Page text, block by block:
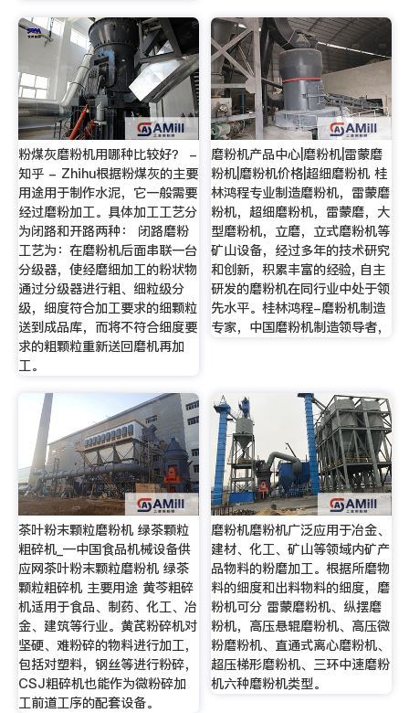
粉煤灰磨粉机用哪种比较好？ -
知乎 - Zhihu根据粉煤灰的主要
用途用于制作水泥，它一般需要
经过磨粉加工。具体加工工艺分
为闭路和开路两种： 闭路磨粉
工艺为：在磨粉机后面串联一台
分级器，使经磨细加工的粉状物
通过分级器进行粗、细粒级分
级，细度符合加工要求的细颗粒
送到成品库，而将不符合细度要
求的粗颗粒重新送回磨机再加
工。
磨粉机产品中心|磨粉机|雷蒙磨
粉机|磨粉机价格|超细磨粉机 桂
林鸿程专业制造磨粉机，雷蒙磨
粉机，超细磨粉机，雷蒙磨，大
型磨粉机，立磨，立式磨粉机等
矿山设备，经过多年的技术研究
和创新，积累丰富的经验, 自主
研发的磨粉机在同行业中处于领
先水平。桂林鸿程-磨粉机制造
专家，中国磨粉机制造领导者，
茶叶粉末颗粒磨粉机 绿茶颗粒
粗碎机_—中国食品机械设备供
应网茶叶粉末颗粒磨粉机 绿茶
颗粒粗碎机 主要用途 黄芩粗碎
机适用于食品、制药、化工、冶
金、建筑等行业。黄芪粉碎机对
坚硬、难粉碎的物料进行加工，
包括对塑料，钢丝等进行粉碎，
CSJ粗碎机也能作为微粉碎加
工前道工序的配套设备。
磨粉机磨粉机广泛应用于冶金、
建材、化工、矿山等领域内矿产
品物料的粉磨加工。根据所磨物
料的细度和出料物料的细度，磨
粉机可分 雷蒙磨粉机、纵摆磨
粉机，高压悬辊磨粉机、高压微
粉磨粉机、直通式离心磨粉机、
超压梯形磨粉机、三环中速磨粉
机六种磨粉机类型。